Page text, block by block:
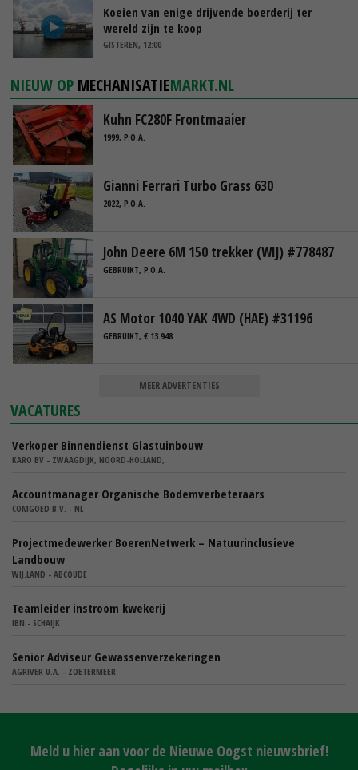
Koeien van enige drijvende boerderij ter
wereld zijn te koop
GISTEREN, 12:00
NIEUW OP MECHANISATIEMARKT.NL
Kuhn FC280F Frontmaaier
1999, P.O.A.
Gianni Ferrari Turbo Grass 630
2022, P.O.A.
John Deere 6M 150 trekker (WIJ) #778487
GEBRUIKT, P.O.A.
AS Motor 1040 YAK 4WD (HAE) #31196
GEBRUIKT, € 13.948
MEER ADVERTENTIES
VACATURES
Verkoper Binnendienst Glastuinbouw
KARO BV - ZWAAGDIJK, NOORD-HOLLAND,
Accountmanager Organische Bodemverbeteraars
COMGOED B.V. - NL
Projectmedewerker BoerenNetwerk – Natuurinclusieve
Landbouw
WIJ.LAND - ABCOUDE
Teamleider instroom kwekerij
IBN - SCHAIJK
Senior Adviseur Gewassenverzekeringen
AGRIVER U.A. - ZOETERMEER
Meld u hier aan voor de Nieuwe Oogst nieuwsbrief!